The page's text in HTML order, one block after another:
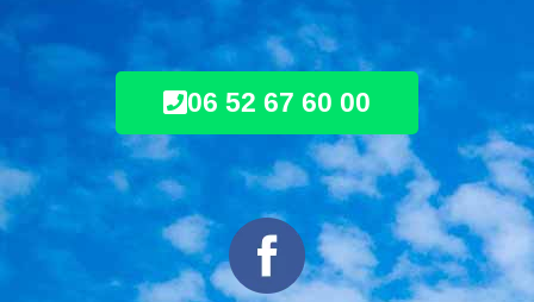
06 52 67 60 00